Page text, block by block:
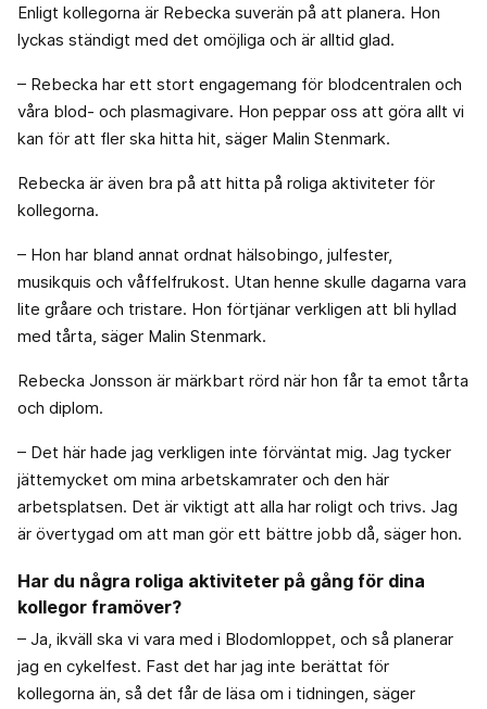
Enligt kollegorna är Rebecka suverän på att planera. Hon
lyckas ständigt med det omöjliga och är alltid glad.
– Rebecka har ett stort engagemang för blodcentralen och
våra blod- och plasmagivare. Hon peppar oss att göra allt vi
kan för att fler ska hitta hit, säger Malin Stenmark.
Rebecka är även bra på att hitta på roliga aktiviteter för
kollegorna.
– Hon har bland annat ordnat hälsobingo, julfester,
musikquis och våffelfrukost. Utan henne skulle dagarna vara
lite gråare och tristare. Hon förtjänar verkligen att bli hyllad
med tårta, säger Malin Stenmark.
Rebecka Jonsson är märkbart rörd när hon får ta emot tårta
och diplom.
– Det här hade jag verkligen inte förväntat mig. Jag tycker
jättemycket om mina arbetskamrater och den här
arbetsplatsen. Det är viktigt att alla har roligt och trivs. Jag
är övertygad om att man gör ett bättre jobb då, säger hon.
Har du några roliga aktiviteter på gång för dina
kollegor framöver?
– Ja, ikväll ska vi vara med i Blodomloppet, och så planerar
jag en cykelfest. Fast det har jag inte berättat för
kollegorna än, så det får de läsa om i tidningen, säger